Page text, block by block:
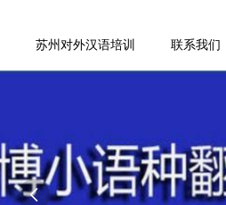
苏州对外汉语培训 联系我们
